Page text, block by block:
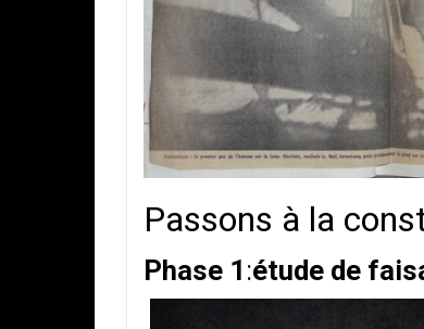
Passons à la
Phase 1 :étude de